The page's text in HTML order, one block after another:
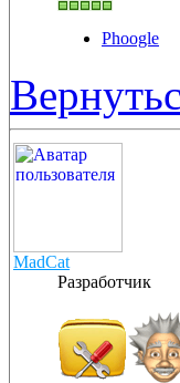
Phoogle
MadCat
Разработчик